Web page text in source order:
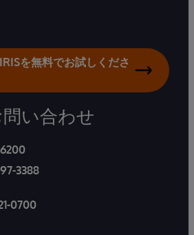
を無料でお試しくださ
問い合わせ
3388
0700